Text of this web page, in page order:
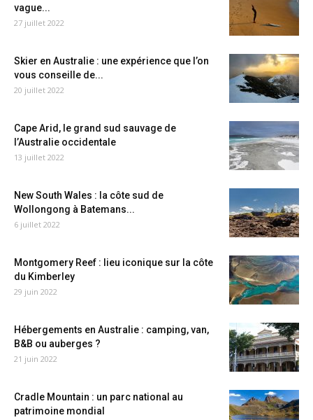
vague...
27 juillet 2022
Skier en Australie : une expérience que l’on
vous conseille de...
20 juillet 2022
Cape Arid, le grand sud sauvage de
l’Australie occidentale
13 juillet 2022
New South Wales : la côte sud de
Wollongong à Batemans...
6 juillet 2022
Montgomery Reef : lieu iconique sur la côte
du Kimberley
29 juin 2022
Hébergements en Australie : camping, van,
B&B ou auberges ?
21 juin 2022
Cradle Mountain : un parc national au
patrimoine mondial